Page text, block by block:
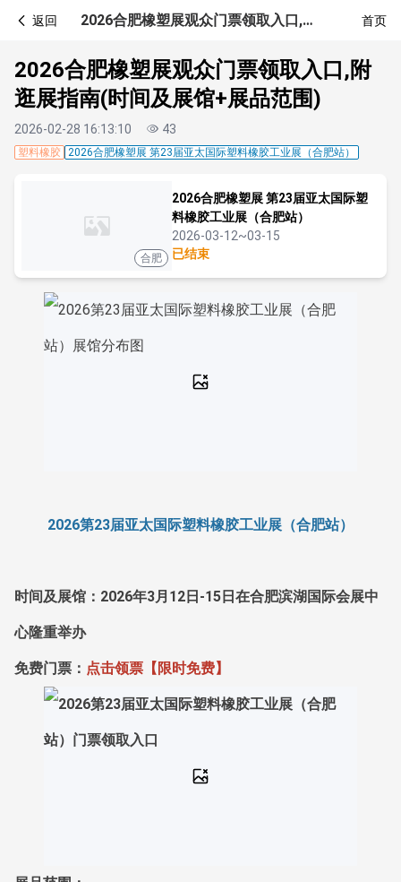
返回 2026合肥橡塑展观众门票领取入口,附逛展指南(时间及展馆+展品范围) 首页
2026合肥橡塑展观众门票领取入口,附
逛展指南(时间及展馆+展品范围)
2026-02-28 16:13:10 43
塑料橡胶 2026合肥橡塑展 第23届亚太国际塑料橡胶工业展（合肥站）
合肥
2026合肥橡塑展 第23届亚太国际塑
料橡胶工业展（合肥站）
2026-03-12~03-15
已结束
2026第23届亚太国际塑料橡胶工业展（合肥站）
时间及展馆：2026年3月12日-15日在合肥滨湖国际会展中
心隆重举办
免费门票： 点击领票【限时免费】